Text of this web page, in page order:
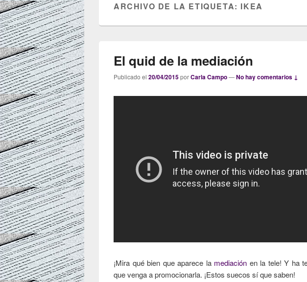
ARCHIVO DE LA ETIQUETA: IKEA
El quid de la mediación
Publicado el 20/04/2015porCarla Campo—No hay comentarios ↓
¡Mira qué bien que aparece la mediación en la tele! Y ha
que venga a promocionarla. ¡Estos suecos sí que saben!